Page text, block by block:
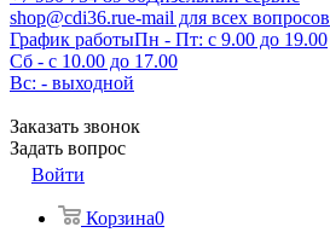
shop@cdi36.rue-mail для всех вопросов
График работыПн - Пт: с 9.00 до 19.00
Сб - с 10.00 до 17.00
Вс: - выходной
Заказать звонок
Задать вопрос
Войти
Корзина0